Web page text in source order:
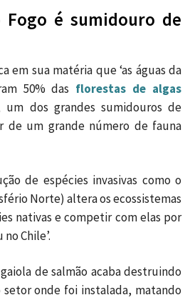
Fogo é sumidouro de
em sua matéria que ‘as águas da
50% das florestas de algas
um dos grandes sumidouros de
de um grande número de fauna
de espécies invasivas como o
Norte) altera os ecossistemas
nativas e competir com elas por
Chile’.
gaiola de salmão acaba destruindo
onde foi instalada, matando